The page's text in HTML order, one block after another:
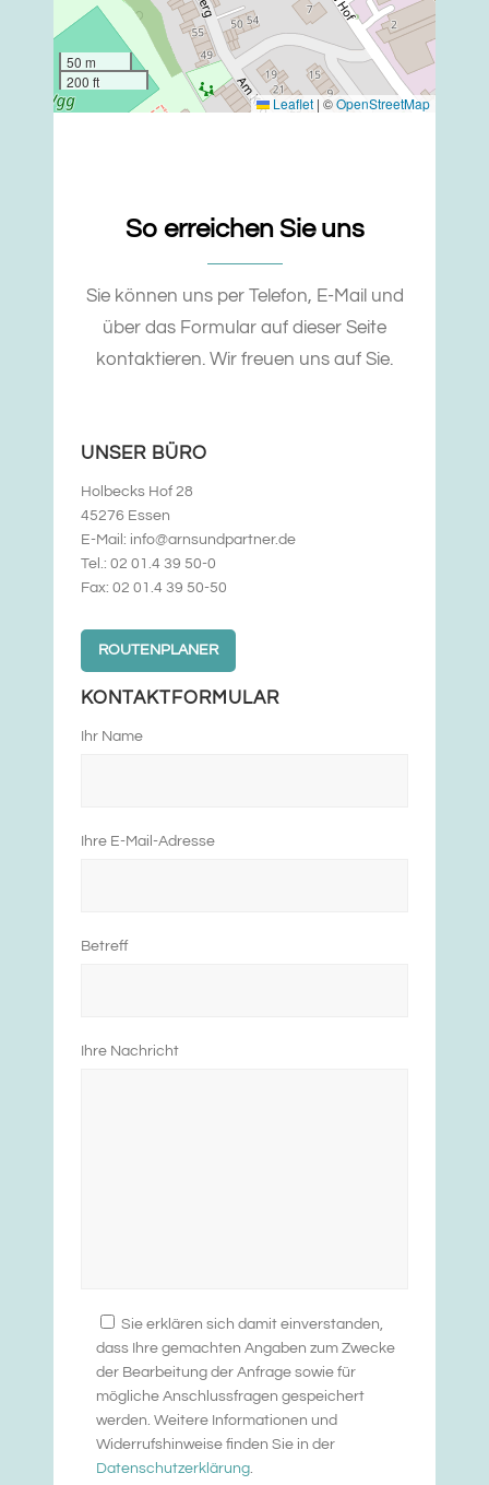
50 m
200 ft
Leaflet | ©OpenStreetMap
So erreichen Sie uns
Sie können uns per Telefon, E-Mail und
über das Formular auf dieser Seite
kontaktieren. Wir freuen uns auf Sie.
UNSER BÜRO
Holbecks Hof 28
45276 Essen
E-Mail: info@arnsundpartner.de
Tel.: 02 01.4 39 50-0
Fax: 02 01.4 39 50-50
ROUTENPLANER
KONTAKTFORMULAR
Ihr Name
Ihre E-Mail-Adresse
Betreff
Ihre Nachricht
Sie erklären sich damit einverstanden,
dass Ihre gemachten Angaben zum Zwecke
der Bearbeitung der Anfrage sowie für
mögliche Anschlussfragen gespeichert
werden. Weitere Informationen und
Widerrufshinweise finden Sie in der
Datenschutzerklärung.